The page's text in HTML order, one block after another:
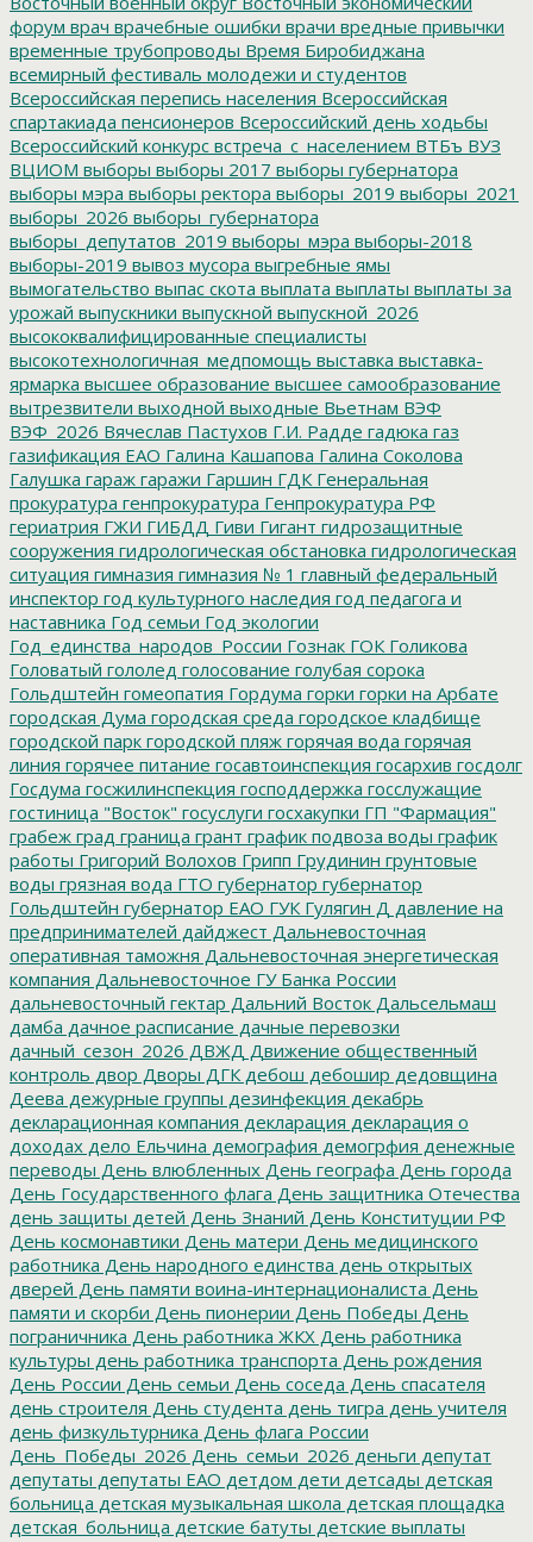
форум врач врачебные ошибки врачи вредные привычки
временные трубопроводы Время Биробиджана
всемирный фестиваль молодежи и студентов
Всероссийская перепись населения Всероссийская
спартакиада пенсионеров Всероссийский день ходьбы
Всероссийский конкурс встреча_с_населением ВТБъ ВУЗ
ВЦИОМ выборы выборы 2017 выборы губернатора
выборы мэра выборы ректора выборы_2019 выборы_2021
выборы_2026 выборы_губернатора
выборы_депутатов_2019 выборы_мэра выборы-2018
выборы-2019 вывоз мусора выгребные ямы
вымогательство выпас скота выплата выплаты выплаты за
урожай выпускники выпускной выпускной_2026
высококвалифицированные специалисты
высокотехнологичная_медпомощь выставка выставка-
ярмарка высшее образование высшее самообразование
вытрезвители выходной выходные Вьетнам ВЭФ
ВЭФ_2026 Вячеслав Пастухов Г.И. Радде гадюка газ
газификация ЕАО Галина Кашапова Галина Соколова
Галушка гараж гаражи Гаршин ГДК Генеральная
прокуратура генпрокуратура Генпрокуратура РФ
гериатрия ГЖИ ГИБДД Гиви Гигант гидрозащитные
сооружения гидрологическая обстановка гидрологическая
ситуация гимназия гимназия № 1 главный федеральный
инспектор год культурного наследия год педагога и
наставника Год семьи Год экологии
Год_единства_народов_России Гознак ГОК Голикова
Головатый гололед голосование голубая сорока
Гольдштейн гомеопатия Гордума горки горки на Арбате
городская Дума городская среда городское кладбище
городской парк городской пляж горячая вода горячая
линия горячее питание госавтоинспекция госархив госдолг
Госдума госжилинспекция господдержка госслужащие
гостиница "Восток" госуслуги госхакупки ГП "Фармация"
грабеж град граница грант график подвоза воды график
работы Григорий Волохов Грипп Грудинин грунтовые
воды грязная вода ГТО губернатор губернатор
Гольдштейн губернатор ЕАО ГУК Гулягин Д давление на
предпринимателей дайджест Дальневосточная
оперативная таможня Дальневосточная энергетическая
компания Дальневосточное ГУ Банка России
дальневосточный гектар Дальний Восток Дальсельмаш
дамба дачное расписание дачные перевозки
дачный_сезон_2026 ДВЖД Движение общественный
контроль двор Дворы ДГК дебош дебошир дедовщина
Деева дежурные группы дезинфекция декабрь
декларационная компания декларация декларация о
доходах дело Ельчина демография демогрфия денежные
переводы День влюбленных День географа День города
День Государственного флага День защитника Отечества
день защиты детей День Знаний День Конституции РФ
День космонавтики День матери День медицинского
работника День народного единства день открытых
дверей День памяти воина-интернационалиста День
памяти и скорби День пионерии День Победы День
пограничника День работника ЖКХ День работника
культуры день работника транспорта День рождения
День России День семьи День соседа День спасателя
день строителя День студента день тигра день учителя
день физкультурника День флага России
День_Победы_2026 День_семьи_2026 деньги депутат
депутаты депутаты ЕАО детдом дети детсады детская
больница детская музыкальная школа детская площадка
детская_больница детские батуты детские выплаты